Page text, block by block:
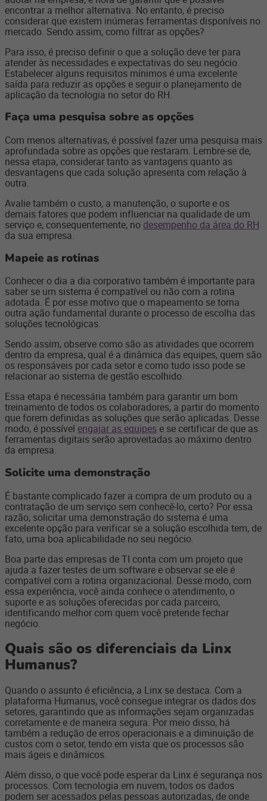
encontrar a melhor alternativa. No entanto, é preciso
considerar que existem inúmeras ferramentas disponíveis no
mercado. Sendo assim, como filtrar as opções?
Para isso, é preciso definir o que a solução deve ter para
atender às necessidades e expectativas do seu negócio.
Estabelecer alguns requisitos mínimos é uma excelente
saída para reduzir as opções e seguir o planejamento de
aplicação da tecnologia no setor do RH.
Faça uma pesquisa sobre as opções
Com menos alternativas, é possível fazer uma pesquisa mais
aprofundada sobre as opções que restaram. Lembre-se de,
nessa etapa, considerar tanto as vantagens quanto as
desvantagens que cada solução apresenta com relação à
outra.
Avalie também o custo, a manutenção, o suporte e os
demais fatores que podem influenciar na qualidade de um
serviço e, consequentemente, no desempenho da área do RH
da sua empresa.
Mapeie as rotinas
Conhecer o dia a dia corporativo também é importante para
saber se um sistema é compatível ou não com a rotina
adotada. É por esse motivo que o mapeamento se torna
outra ação fundamental durante o processo de escolha das
soluções tecnológicas.
Sendo assim, observe como são as atividades que ocorrem
dentro da empresa, qual é a dinâmica das equipes, quem são
os responsáveis por cada setor e como tudo isso pode se
relacionar ao sistema de gestão escolhido.
Essa etapa é necessária também para garantir um bom
treinamento de todos os colaboradores, a partir do momento
que forem definidas as soluções que serão aplicadas. Desse
modo, é possível engajar as equipes e se certificar de que as
ferramentas digitais serão aproveitadas ao máximo dentro
da empresa.
Solicite uma demonstração
É bastante complicado fazer a compra de um produto ou a
contratação de um serviço sem conhecê-lo, certo? Por essa
razão, solicitar uma demonstração do sistema é uma
excelente opção para verificar se a solução escolhida tem, de
fato, uma boa aplicabilidade no seu negócio.
Boa parte das empresas de TI conta com um projeto que
ajuda a fazer testes de um software e observar se ele é
compatível com a rotina organizacional. Desse modo, com
essa experiência, você ainda conhece o atendimento, o
suporte e as soluções oferecidas por cada parceiro,
identificando melhor com quem você pretende fechar
negócio.
Quais são os diferenciais da Linx
Humanus?
Quando o assunto é eficiência, a Linx se destaca. Com a
plataforma Humanus, você consegue integrar os dados dos
setores, garantindo que as informações sejam organizadas
corretamente e de maneira segura. Por meio disso, há
também a redução de erros operacionais e a diminuição de
custos com o setor, tendo em vista que os processos são
mais ágeis e dinâmicos.
Além disso, o que você pode esperar da Linx é segurança nos
processos. Com tecnologia em nuvem, todos os dados
podem ser acessados pelas pessoas autorizadas, de onde